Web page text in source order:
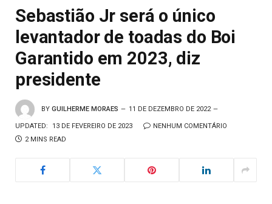
Sebastião Jr será o único
levantador de toadas do Boi
Garantido em 2023, diz
presidente
BY GUILHERME MORAES 11 DE DEZEMBRO DE 2022
UPDATED: 13 DE FEVEREIRO DE 2023
NENHUM COMENTÁRIO
2 MINS READ